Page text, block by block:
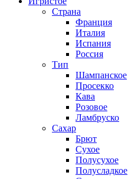
Страна
Франция
Италия
Испания
Россия
Тип
Шампанское
Просекко
Кава
Розовое
Ламбруско
Сахар
Брют
Сухое
Полусухое
Полусладкое